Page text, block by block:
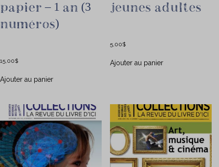
papier – 1 an (3
numéros)
15,00$
Ajouter au panier
jeunes adultes
5,00$
Ajouter au panier